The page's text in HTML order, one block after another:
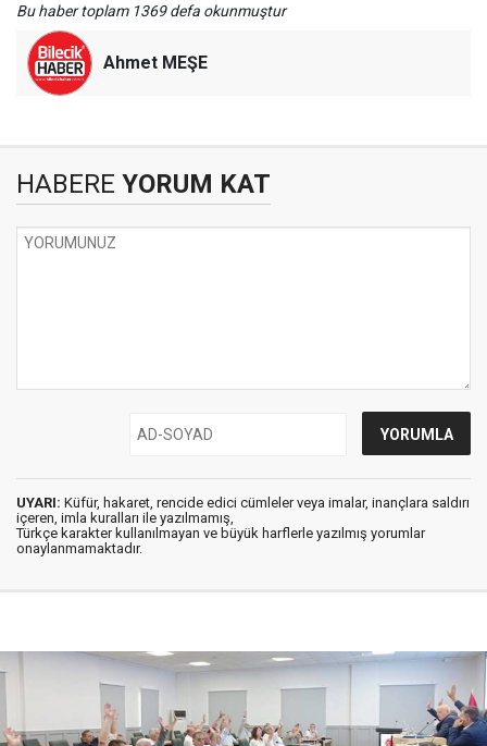
Bu haber toplam 1369 defa okunmuştur
Ahmet MEŞE
HABERE YORUM KAT
UYARI: Küfür, hakaret, rencide edici cümleler veya imalar, inançlara saldırı
içeren, imla kuralları ile yazılmamış,
Türkçe karakter kullanılmayan ve büyük harflerle yazılmış yorumlar
onaylanmamaktadır.